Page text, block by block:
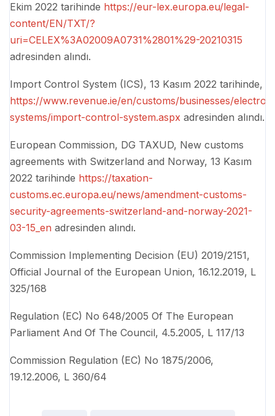
Ekim 2022 tarihinde https://eur-lex.europa.eu/legal-
content/EN/TXT/?
uri=CELEX%3A02009A0731%2801%29-20210315
adresinden alındı.
Import Control System (ICS), 13 Kasım 2022 tarihinde,
https://www.revenue.ie/en/customs/businesses/
systems/import-control-system.aspx adresinden alındı.
European Commission, DG TAXUD, New customs
agreements with Switzerland and Norway, 13 Kasım
2022 tarihinde https://taxation-
customs.ec.europa.eu/news/amendment-customs-
security-agreements-switzerland-and-norway-2021-
03-15_en adresinden alındı.
Commission Implementing Decision (EU) 2019/2151,
Official Journal of the European Union, 16.12.2019, L
325/168
Regulation (EC) No 648/2005 Of The European
Parliament And Of The Council, 4.5.2005, L 117/13
Commission Regulation (EC) No 1875/2006,
19.12.2006, L 360/64